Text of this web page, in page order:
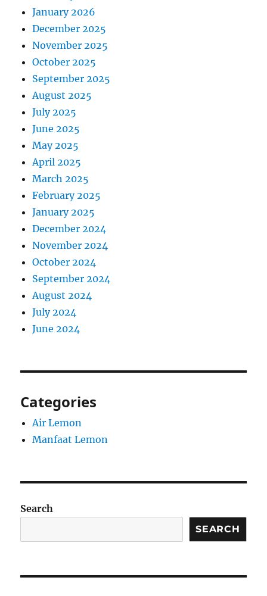
January 2026
December 2025
November 2025
October 2025
September 2025
August 2025
July 2025
June 2025
May 2025
April 2025
March 2025
February 2025
January 2025
December 2024
November 2024
October 2024
September 2024
August 2024
July 2024
June 2024
Categories
Air Lemon
Manfaat Lemon
Search
SEARCH